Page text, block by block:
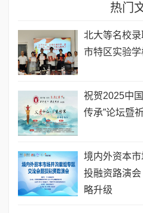
热门
北大等名校
市特区实验
祝贺2025中
传承”论坛暨
境内外资本
投融资路演
略升级